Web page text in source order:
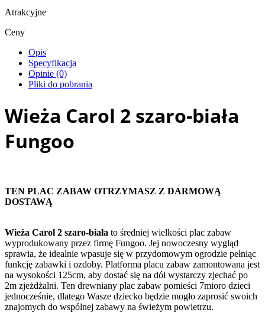
Atrakcyjne
Ceny
Opis
Specyfikacja
Opinie (0)
Pliki do pobrania
Wieża Carol 2 szaro-biała
Fungoo
TEN PLAC ZABAW OTRZYMASZ Z DARMOWĄ
DOSTAWĄ
Wieża Carol 2 szaro-biała to średniej wielkości plac zabaw
wyprodukowany przez firmę Fungoo. Jej nowoczesny wygląd
sprawia, że idealnie wpasuje się w przydomowym ogrodzie pełniąc
funkcję zabawki i ozdoby. Platforma placu zabaw zamontowana jest
na wysokości 125cm, aby dostać się na dół wystarczy zjechać po
2m zjeżdżalni. Ten drewniany plac zabaw pomieści 7mioro dzieci
jednocześnie, dlatego Wasze dziecko będzie mogło zaprosić swoich
znajomych do wspólnej zabawy na świeżym powietrzu.